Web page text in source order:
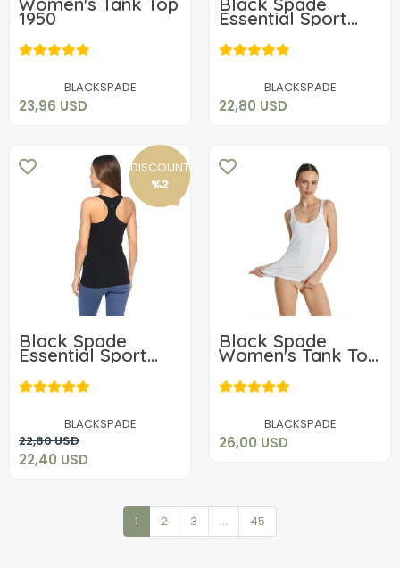
1950
BLACKSPADE
23,96 USD
23,96 USD
Essential Sport
Singlet 1713
BLACKSPADE
22,80 USD
22,80 USD
DISCOUNT
%2
Black Spade
Essential Sport
Singlet 1713
BLACKSPADE
22,80 USD
22,40 USD
22,40 USD
Add to cart
Black Spade
Women's Tank Top
1623
BLACKSPADE
26,00 USD
26,00 USD
1 2 3 ... 45